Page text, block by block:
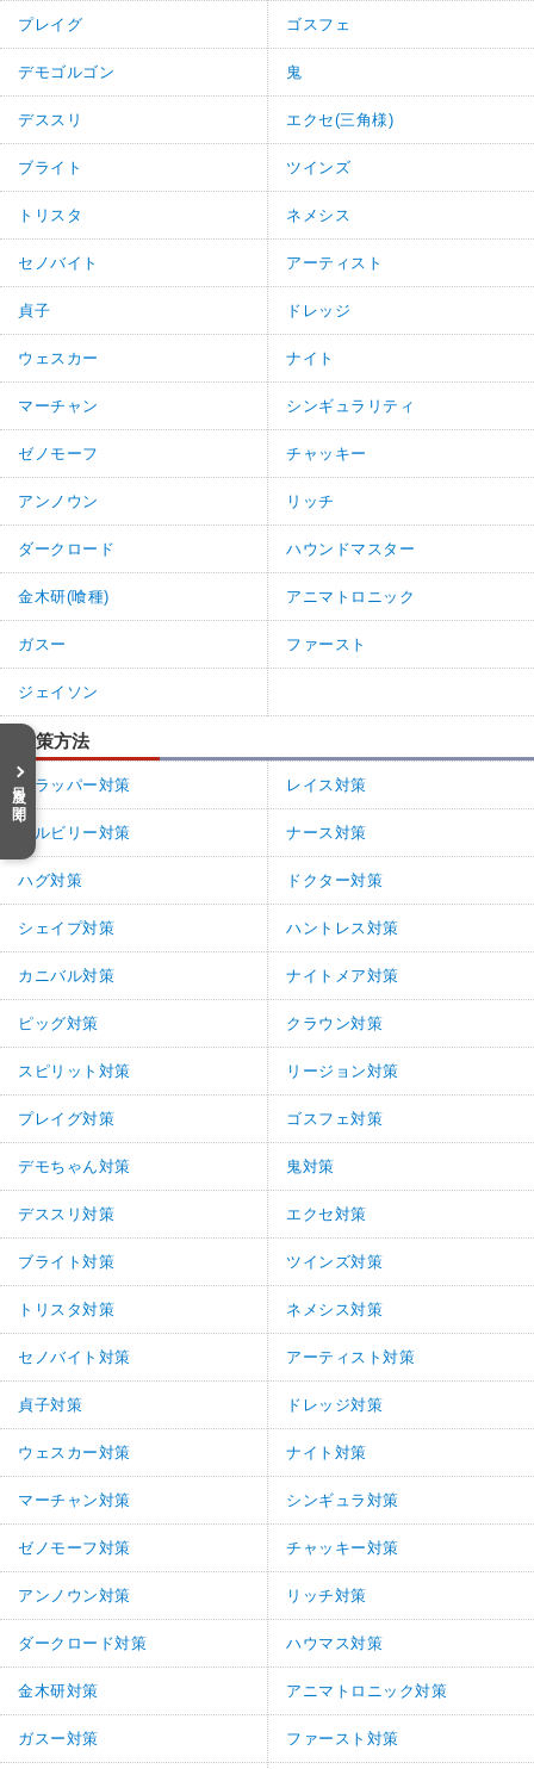
目次を開く
プレイグ ゴスフェ
デモゴルゴン 鬼
デススリ エクセ(三角様)
ブライト ツインズ
トリスタ ネメシス
セノバイト アーティスト
貞子 ドレッジ
ウェスカー ナイト
マーチャン シンギュラリティ
ゼノモーフ チャッキー
アンノウン リッチ
ダークロード ハウンドマスター
金木研(喰種) アニマトロニック
ガスー ファースト
ジェイソン
対策方法
トラッパー対策 レイス対策
ヒルビリー対策 ナース対策
ハグ対策 ドクター対策
シェイプ対策 ハントレス対策
カニバル対策 ナイトメア対策
ピッグ対策 クラウン対策
スピリット対策 リージョン対策
プレイグ対策 ゴスフェ対策
デモちゃん対策 鬼対策
デススリ対策 エクセ対策
ブライト対策 ツインズ対策
トリスタ対策 ネメシス対策
セノバイト対策 アーティスト対策
貞子対策 ドレッジ対策
ウェスカー対策 ナイト対策
マーチャン対策 シンギュラ対策
ゼノモーフ対策 チャッキー対策
アンノウン対策 リッチ対策
ダークロード対策 ハウマス対策
金木研対策 アニマトロニック対策
ガスー対策 ファースト対策